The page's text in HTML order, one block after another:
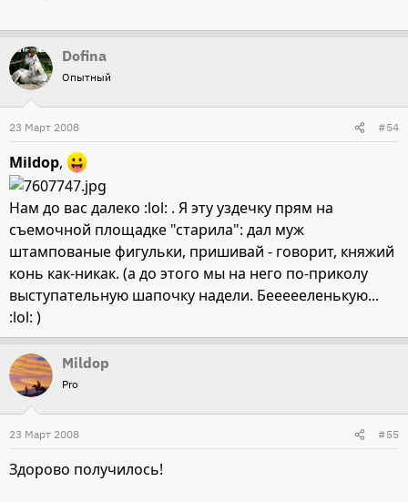
Dofina
Опытный
23 Март 2008 #54
Mildop,
Нам до вас далеко :lol: . Я эту уздечку прям на
съемочной площадке "старила": дал муж
штампованые фигульки, пришивай - говорит, княжий
конь как-никак. (а до этого мы на него по-приколу
выступательную шапочку надели. Беееееленькую...
:lol: )
Mildop
Pro
23 Март 2008 #55
Здорово получилось!